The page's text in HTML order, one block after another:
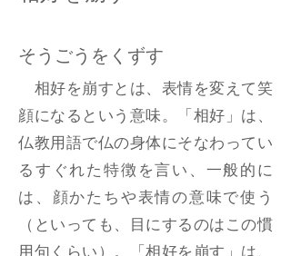
そうごうをくずす
相好を崩すとは、表情を変えて笑
顔になるという意味。「相好」は、
仏教用語で仏の身体にそなわってい
るすぐれた特徴を言い、一般的に
は、顔かたちや表情の意味で使う
（といっても、目にするのはこの慣